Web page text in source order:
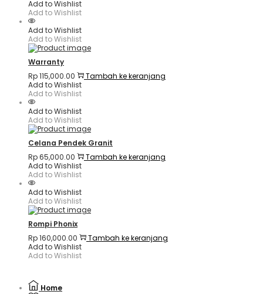
Add to Wishlist
Add to Wishlist
Add to Wishlist
Add to Wishlist
Warranty
Rp115,000.00
Tambah ke keranjang
Add to Wishlist
Add to Wishlist
Add to Wishlist
Add to Wishlist
Celana Pendek Granit
Rp65,000.00
Tambah ke keranjang
Add to Wishlist
Add to Wishlist
Add to Wishlist
Add to Wishlist
Rompi Phonix
Rp160,000.00
Tambah ke keranjang
Add to Wishlist
Add to Wishlist
Home